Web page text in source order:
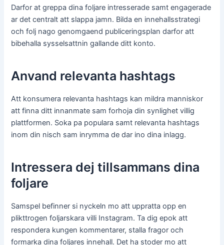
Darfor at greppa dina foljare intresserade samt engagerade
ar det centralt att slappa jamn. Bilda en innehallsstrategi
och folj nago genomgaend publiceringsplan darfor att
bibehalla sysselsattnin gallande ditt konto.
Anvand relevanta hashtags
Att konsumera relevanta hashtags kan mildra manniskor
att finna ditt innanmate sam forhoja din synlighet villig
plattformen. Soka pa populara samt relevanta hashtags
inom din nisch sam inrymma de dar ino dina inlagg.
Intressera dej tillsammans dina
foljare
Samspel befinner si nyckeln mo att uppratta opp en
plikttrogen foljarskara villi Instagram. Ta dig epok att
respondera kungen kommentarer, stalla fragor och
formarka dina foljares innehall. Det ha stoder mo att